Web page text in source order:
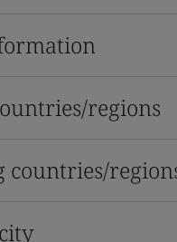
regions
countries/